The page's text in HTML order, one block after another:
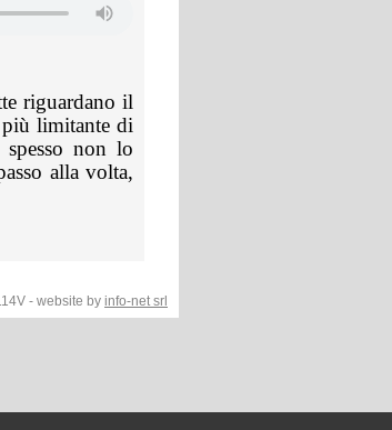
riguardano il
più limitante di
non lo
alla volta,
- website by info-net srl